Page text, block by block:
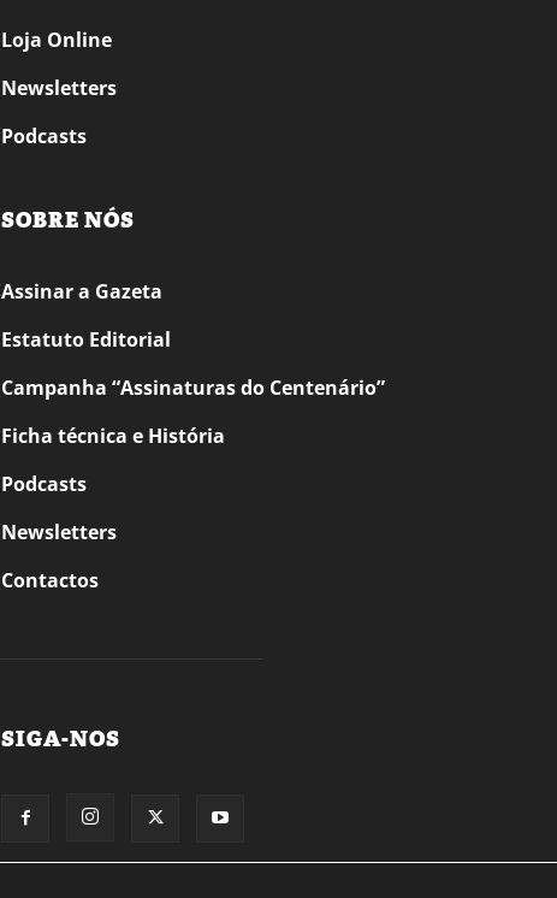
Loja Online
Newsletters
Podcasts
SOBRE NÓS
Assinar a Gazeta
Estatuto Editorial
Campanha “Assinaturas do Centenário”
Ficha técnica e História
Podcasts
Newsletters
Contactos
SIGA-NOS